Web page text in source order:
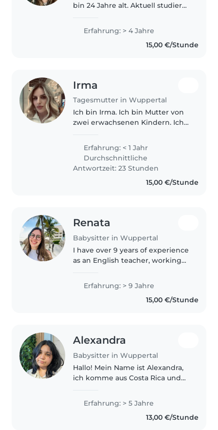
bin 24 Jahre alt. Aktuell studiere
Lehramt. Seit Kindheitstagen
habe ich auf Kinder aus
Erfahrung: > 4 Jahre
15,00 €/Stunde
Irma
Tagesmutter in Wuppertal
Ich bin Irma. Ich bin Mutter von
zwei erwachsenen Kindern. Ich
verantwortungsbewusster
Mensch. Von Beruf bin ich
Anwältin, aber leider wird mein
Erfahrung: < 1 Jahr
Durchschnittliche
Antwortzeit: 23 Stunden
15,00 €/Stunde
Renata
Babysitter in Wuppertal
I have over 9 years of experience
as an English teacher, working
Throughout this time, I
developed strong
communication skills, patience,
Erfahrung: > 9 Jahre
15,00 €/Stunde
Alexandra
Babysitter in Wuppertal
Hallo! Mein Name ist Alexandra,
ich komme aus Costa Rica und
Teenager war, habe ich mich um
meine kleine Schwester und
kleine Cousins gekümmert. Ich..
Erfahrung: > 5 Jahre
13,00 €/Stunde